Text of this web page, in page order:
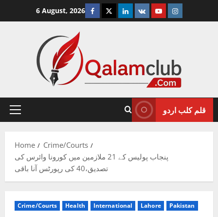
6 August, 2026 Facebook
TwitterLinkedin
VK YoutubeInstagram
Primary
قلم کلب اردو
Home
Crime/Courts
پنجاب پولیس کے 21 ملازمین میں کورونا وائرس کی
تصدیق،40 کی رپورٹس آنا باقی
Crime/Courts Health International Lahore Pakistan